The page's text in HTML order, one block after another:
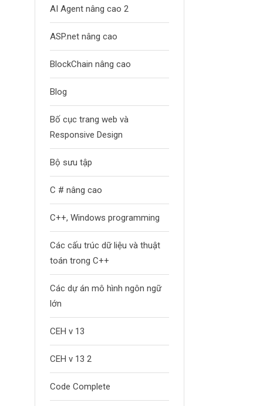
AI Agent nâng cao 2
ASP.net nâng cao
BlockChain nâng cao
Blog
Bố cục trang web và
Responsive Design
Bộ sưu tập
C # nâng cao
C++, Windows programming
Các cấu trúc dữ liệu và thuật
toán trong C++
Các dự án mô hình ngôn ngữ
lớn
CEH v 13
CEH v 13 2
Code Complete